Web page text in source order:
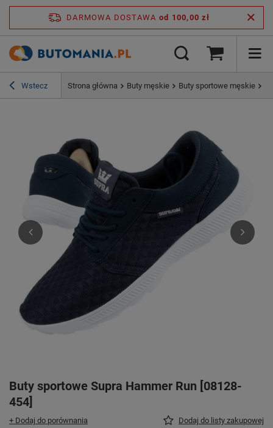
DARMOWA DOSTAWA od 100,00 zł
Wstecz Strona główna Buty męskie Buty sportowe męskie
Buty sportowe Supra Hammer Run [08128-
454]
+ Dodaj do porównania Dodaj do listy zakupowej